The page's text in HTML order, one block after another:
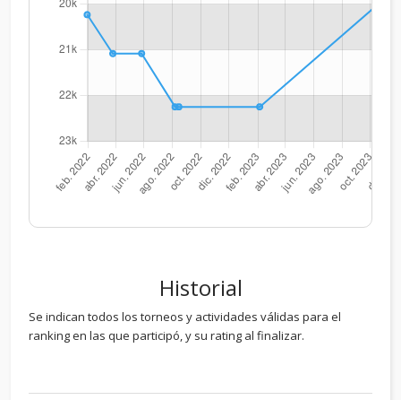
Historial
Se indican todos los torneos y actividades válidas para el
ranking en las que participó, y su rating al finalizar.